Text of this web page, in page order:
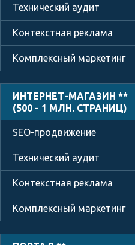
ИНТЕРНЕТ-МАГАЗИН **
(500 - 1 МЛН. СТРАНИЦ)